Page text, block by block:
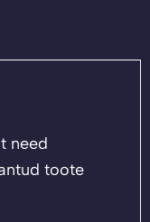
need
toote